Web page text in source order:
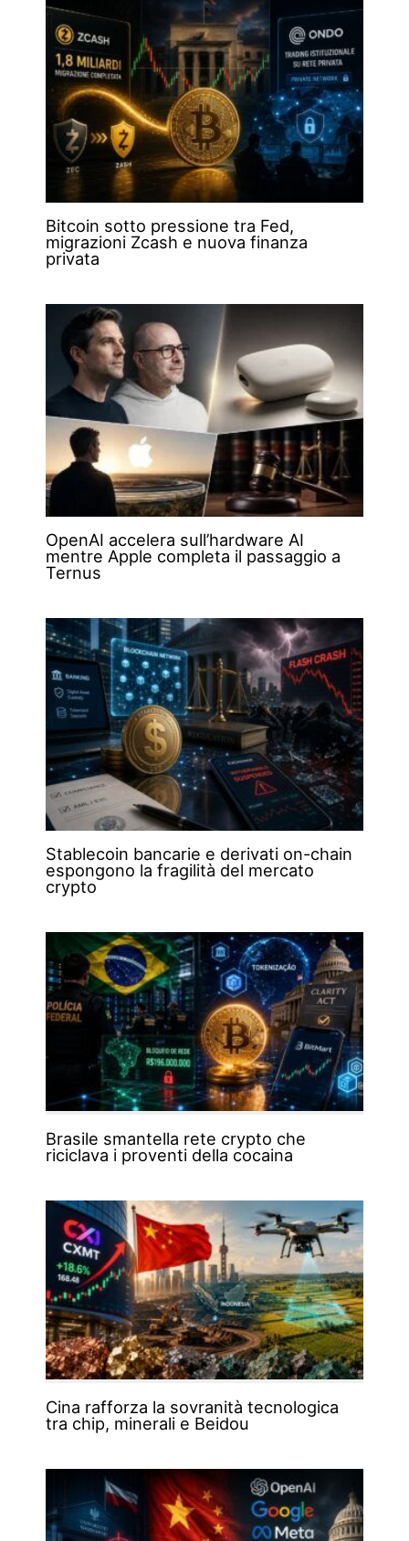
Bitcoin sotto pressione tra Fed,
migrazioni Zcash e nuova finanza
privata
OpenAI accelera sull’hardware AI
mentre Apple completa il passaggio a
Ternus
Stablecoin bancarie e derivati on-chain
espongono la fragilità del mercato
crypto
Brasile smantella rete crypto che
riciclava i proventi della cocaina
Cina rafforza la sovranità tecnologica
tra chip, minerali e Beidou